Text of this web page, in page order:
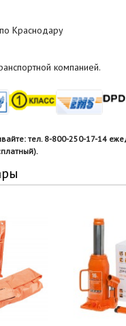
Краснодару
компанией.
тел. 8-800-250-17-14